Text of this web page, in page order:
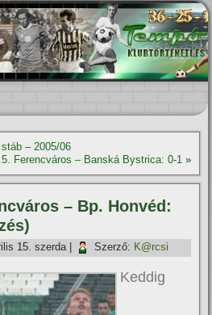
– 2005/06
Ferencváros – Banská Bystrica: 0-1»
– Bp. Honvéd:
15. szerda| Szerző: K@rcsi
Keddig